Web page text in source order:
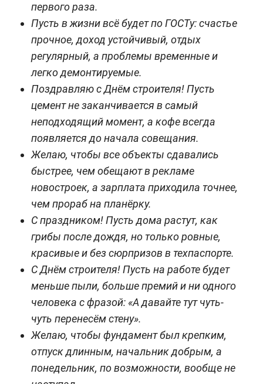
первого раза.
Пусть в жизни всё будет по ГОСТу: счастье
прочное, доход устойчивый, отдых
регулярный, а проблемы временные и
легко демонтируемые.
Поздравляю с Днём строителя! Пусть
цемент не заканчивается в самый
неподходящий момент, а кофе всегда
появляется до начала совещания.
Желаю, чтобы все объекты сдавались
быстрее, чем обещают в рекламе
новостроек, а зарплата приходила точнее,
чем прораб на планёрку.
С праздником! Пусть дома растут, как
грибы после дождя, но только ровные,
красивые и без сюрпризов в техпаспорте.
С Днём строителя! Пусть на работе будет
меньше пыли, больше премий и ни одного
человека с фразой: «А давайте тут чуть-
чуть перенесём стену».
Желаю, чтобы фундамент был крепким,
отпуск длинным, начальник добрым, а
понедельник, по возможности, вообще не